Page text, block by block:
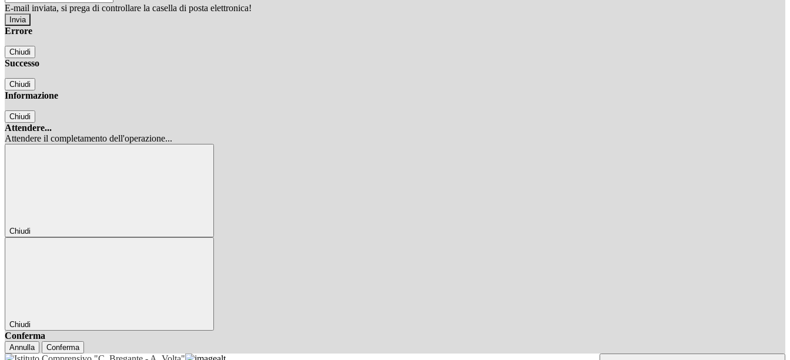
E-mail inviata, si prega di controllare la casella di posta elettronica!
Errore
Chiudi
Successo
Chiudi
Informazione
Chiudi
Attendere...
Attendere il completamento dell'operazione...
Chiudi
Chiudi
Conferma
Annulla Conferma